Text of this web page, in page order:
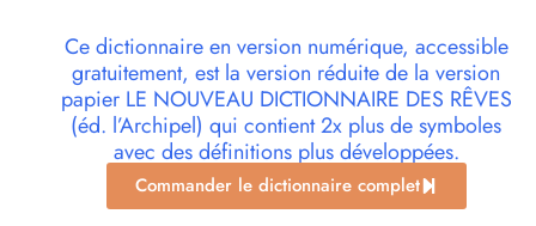
Ce dictionnaire en version numérique, accessible
gratuitement, est la version réduite de la version
papier LE NOUVEAU DICTIONNAIRE DES RÊVES
(éd. l’Archipel) qui contient 2x plus de symboles
avec des définitions plus développées.
Commander le dictionnaire complet